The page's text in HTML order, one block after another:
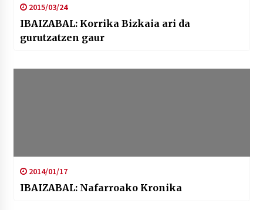
2015/03/24
IBAIZABAL: Korrika Bizkaia ari da
gurutzatzen gaur
2014/01/17
IBAIZABAL: Nafarroako Kronika